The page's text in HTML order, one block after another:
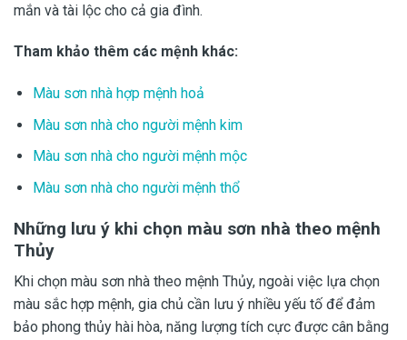
mắn và tài lộc cho cả gia đình.
Tham khảo thêm các mệnh khác:
Màu sơn nhà hợp mệnh hoả
Màu sơn nhà cho người mệnh kim
Màu sơn nhà cho người mệnh mộc
Màu sơn nhà cho người mệnh thổ
Những lưu ý khi chọn màu sơn nhà theo mệnh
Thủy
Khi chọn màu sơn nhà theo mệnh Thủy, ngoài việc lựa chọn
màu sắc hợp mệnh, gia chủ cần lưu ý nhiều yếu tố để đảm
bảo phong thủy hài hòa, năng lượng tích cực được cân bằng